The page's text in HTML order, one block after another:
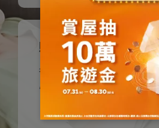
購屋知識
從找屋、買屋到驗屋，教你
心法
我們有接地氣的多元觀點，為
深入了解